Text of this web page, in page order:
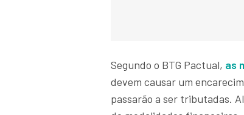
Segundo o BTG Pactual, as
devem causar um
passarão a ser tributadas.